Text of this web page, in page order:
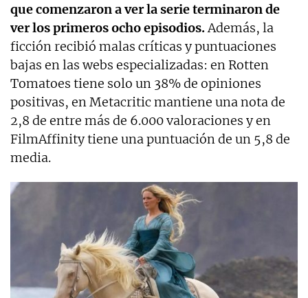
que comenzaron a ver la serie terminaron de
ver los primeros ocho episodios. Además, la
ficción recibió malas críticas y puntuaciones
bajas en las webs especializadas: en Rotten
Tomatoes tiene solo un 38% de opiniones
positivas, en Metacritic mantiene una nota de
2,8 de entre más de 6.000 valoraciones y en
FilmAffinity tiene una puntuación de un 5,8 de
media.